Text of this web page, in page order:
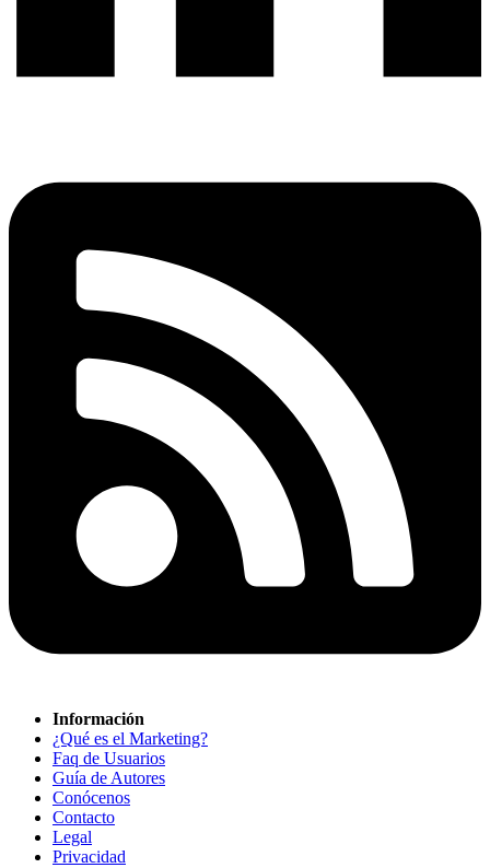
Información
¿Qué es el Marketing?
Faq de Usuarios
Guía de Autores
Conócenos
Contacto
Legal
Privacidad